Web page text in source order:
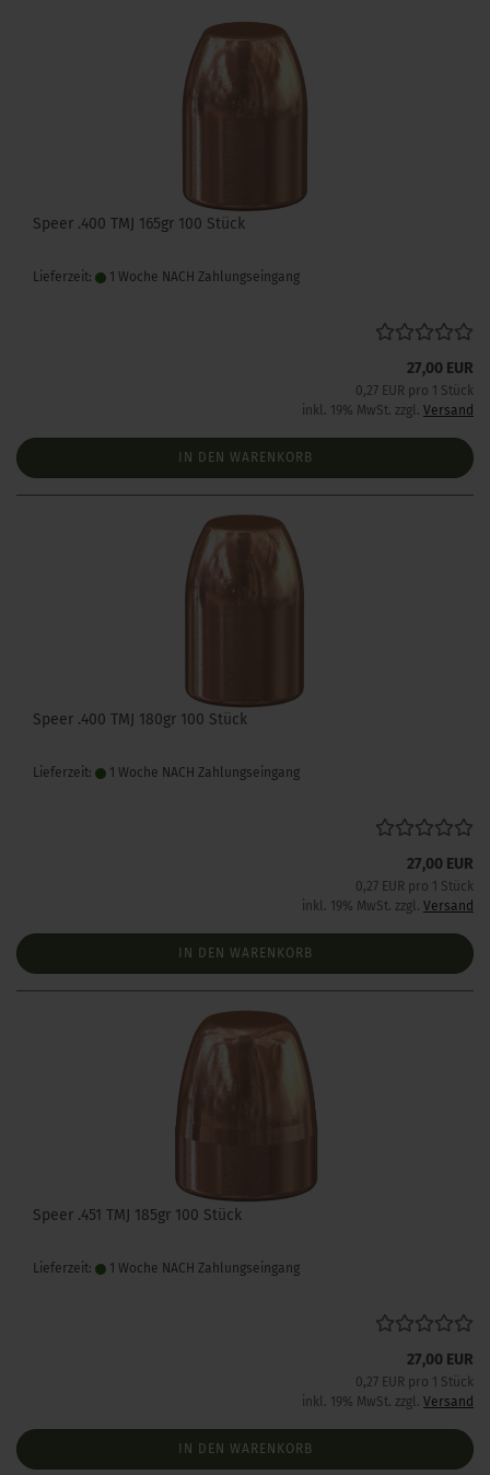
Speer .400 TMJ 165gr 100 Stück
Lieferzeit: 1 Woche NACH Zahlungseingang
27,00 EUR
0,27 EUR pro 1 Stück
inkl. 19% MwSt. zzgl. Versand
IN DEN WARENKORB
Speer .400 TMJ 180gr 100 Stück
Lieferzeit: 1 Woche NACH Zahlungseingang
27,00 EUR
0,27 EUR pro 1 Stück
inkl. 19% MwSt. zzgl. Versand
IN DEN WARENKORB
Speer .451 TMJ 185gr 100 Stück
Lieferzeit: 1 Woche NACH Zahlungseingang
27,00 EUR
0,27 EUR pro 1 Stück
inkl. 19% MwSt. zzgl. Versand
IN DEN WARENKORB